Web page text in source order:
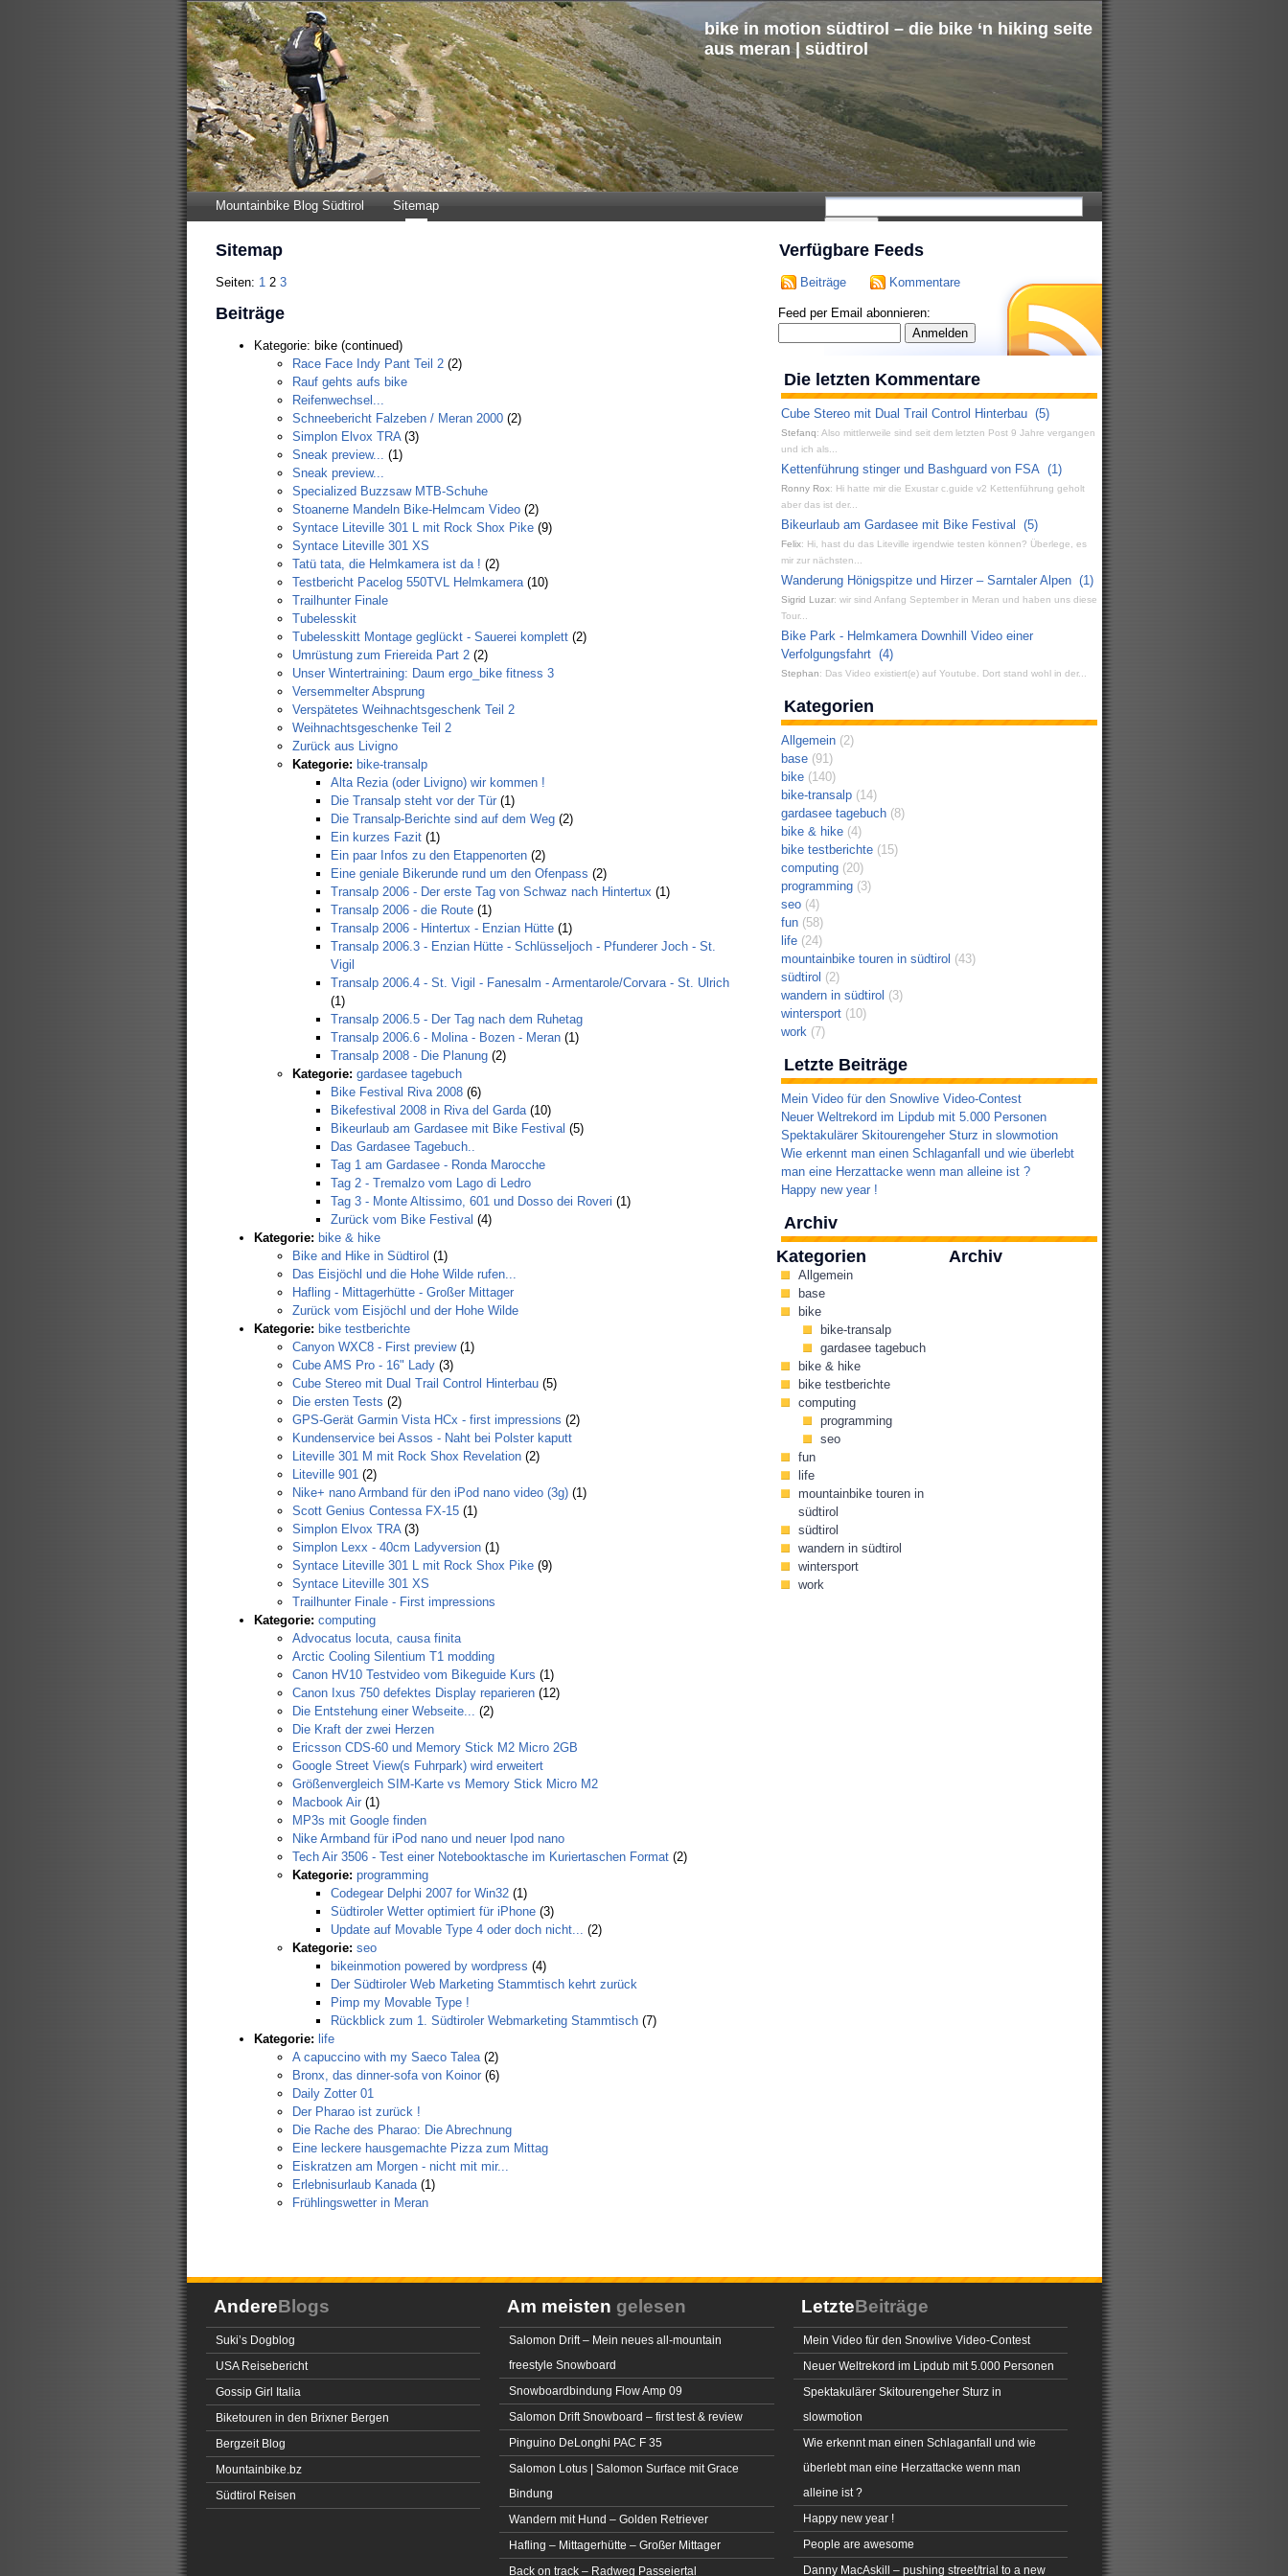
bike in motion südtirol – die bike ‘n hiking seite
aus meran | südtirol
Mountainbike Blog Südtirol Sitemap
Sitemap
Seiten: 12 3
Beiträge
Kategorie: bike (continued)
Race Face Indy Pant Teil 2(2)
Rauf gehts aufs bike
Reifenwechsel...
Schneebericht Falzeben / Meran 2000(2)
Simplon Elvox TRA(3)
Sneak preview... (1)
Sneak preview...
Specialized Buzzsaw MTB-Schuhe
Stoanerne Mandeln Bike-Helmcam Video(2)
Syntace Liteville 301 L mit Rock Shox Pike(9)
Syntace Liteville 301 XS
Tatü tata, die Helmkamera ist da ! (2)
Testbericht Pacelog 550TVL Helmkamera(10)
Trailhunter Finale
Tubelesskit
Tubelesskitt Montage geglückt - Sauerei komplett(2)
Umrüstung zum Friereida Part 2(2)
Unser Wintertraining: Daum ergo_bike fitness 3
Versemmelter Absprung
Verspätetes Weihnachtsgeschenk Teil 2
Weihnachtsgeschenke Teil 2
Zurück aus Livigno
Kategorie: bike-transalp
Alta Rezia (oder Livigno) wir kommen !
Die Transalp steht vor der Tür(1)
Die Transalp-Berichte sind auf dem Weg(2)
Ein kurzes Fazit(1)
Ein paar Infos zu den Etappenorten(2)
Eine geniale Bikerunde rund um den Ofenpass (2)
Transalp 2006 - Der erste Tag von Schwaz nach Hintertux (1)
Transalp 2006 - die Route(1)
Transalp 2006 - Hintertux - Enzian Hütte(1)
Transalp 2006.3 - Enzian Hütte - Schlüsseljoch - Pfunderer Joch - St.
Vigil
Transalp 2006.4 - St. Vigil - Fanesalm - Armentarole/Corvara - St. Ulrich
(1)
Transalp 2006.5 - Der Tag nach dem Ruhetag
Transalp 2006.6 - Molina - Bozen - Meran(1)
Transalp 2008 - Die Planung(2)
Kategorie: gardasee tagebuch
Bike Festival Riva 2008(6)
Bikefestival 2008 in Riva del Garda(10)
Bikeurlaub am Gardasee mit Bike Festival (5)
Das Gardasee Tagebuch..
Tag 1 am Gardasee - Ronda Marocche
Tag 2 - Tremalzo vom Lago di Ledro
Tag 3 - Monte Altissimo, 601 und Dosso dei Roveri (1)
Zurück vom Bike Festival (4)
Kategorie: bike & hike
Bike and Hike in Südtirol (1)
Das Eisjöchl und die Hohe Wilde rufen...
Hafling - Mittagerhütte - Großer Mittager
Zurück vom Eisjöchl und der Hohe Wilde
Kategorie: bike testberichte
Canyon WXC8 - First preview(1)
Cube AMS Pro - 16" Lady(3)
Cube Stereo mit Dual Trail Control Hinterbau(5)
Die ersten Tests (2)
GPS-Gerät Garmin Vista HCx - first impressions (2)
Kundenservice bei Assos - Naht bei Polster kaputt
Liteville 301 M mit Rock Shox Revelation(2)
Liteville 901(2)
Nike+ nano Armband für den iPod nano video (3g)(1)
Scott Genius Contessa FX-15(1)
Simplon Elvox TRA(3)
Simplon Lexx - 40cm Ladyversion(1)
Syntace Liteville 301 L mit Rock Shox Pike(9)
Syntace Liteville 301 XS
Trailhunter Finale - First impressions
Kategorie: computing
Advocatus locuta, causa finita
Arctic Cooling Silentium T1 modding
Canon HV10 Testvideo vom Bikeguide Kurs (1)
Canon Ixus 750 defektes Display reparieren(12)
Die Entstehung einer Webseite... (2)
Die Kraft der zwei Herzen
Ericsson CDS-60 und Memory Stick M2 Micro 2GB
Google Street View(s Fuhrpark) wird erweitert
Größenvergleich SIM-Karte vs Memory Stick Micro M2
Macbook Air(1)
MP3s mit Google finden
Nike Armband für iPod nano und neuer Ipod nano
Tech Air 3506 - Test einer Notebooktasche im Kuriertaschen Format(2)
Kategorie: programming
Codegear Delphi 2007 for Win32(1)
Südtiroler Wetter optimiert für iPhone(3)
Update auf Movable Type 4 oder doch nicht... (2)
Kategorie: seo
bikeinmotion powered by wordpress (4)
Der Südtiroler Web Marketing Stammtisch kehrt zurück
Pimp my Movable Type !
Rückblick zum 1. Südtiroler Webmarketing Stammtisch(7)
Kategorie: life
A capuccino with my Saeco Talea(2)
Bronx, das dinner-sofa von Koinor(6)
Daily Zotter 01
Der Pharao ist zurück !
Die Rache des Pharao: Die Abrechnung
Eine leckere hausgemachte Pizza zum Mittag
Eiskratzen am Morgen - nicht mit mir...
Erlebnisurlaub Kanada(1)
Frühlingswetter in Meran
Verfügbare Feeds
Beiträge Kommentare
Feed per Email abonnieren:
Die letzten Kommentare
Cube Stereo mit Dual Trail Control Hinterbau (5)
Stefanq: Also mittlerweile sind seit dem letzten Post 9 Jahre vergangen
und ich als...
Kettenführung stinger und Bashguard von FSA (1)
Ronny Rox: Hi hatte mir die Exustar c.guide v2 Kettenführung geholt
aber das ist der...
Bikeurlaub am Gardasee mit Bike Festival
(5)
Felix: Hi, hast du das Liteville irgendwie testen können? Überlege, es
mir zur nächsten...
Wanderung Hönigspitze und Hirzer – Sarntaler Alpen (1)
Sigrid Luzar: wir sind Anfang September in Meran und haben uns diese
Tour...
Bike Park - Helmkamera Downhill Video einer
Verfolgungsfahrt (4)
Stephan: Das Video existiert(e) auf Youtube. Dort stand wohl in der...
Kategorien
Allgemein(2)
base(91)
bike(140)
bike-transalp(14)
gardasee tagebuch(8)
bike & hike(4)
bike testberichte(15)
computing(20)
programming(3)
seo(4)
fun(58)
life(24)
mountainbike touren in südtirol (43)
südtirol (2)
wandern in südtirol (3)
wintersport(10)
work(7)
Letzte Beiträge
Mein Video für den Snowlive Video-Contest
Neuer Weltrekord im Lipdub mit 5.000 Personen
Spektakulärer Skitourengeher Sturz in slowmotion
Wie erkennt man einen Schlaganfall und wie überlebt
man eine Herzattacke wenn man alleine ist ?
Happy new year !
Archiv
Kategorien
Allgemein
base
bike
bike-transalp
gardasee tagebuch
bike & hike
bike testberichte
computing
programming
seo
fun
life
mountainbike touren in
südtirol
südtirol
wandern in südtirol
wintersport
work
Archiv
AndereBlogs
Suki’s Dogblog
USA Reisebericht
Gossip Girl Italia
Biketouren in den Brixner Bergen
Bergzeit Blog
Mountainbike.bz
Südtirol Reisen
Am meisten gelesen
Salomon Drift – Mein neues all-mountain
freestyle Snowboard
Snowboardbindung Flow Amp 09
Salomon Drift Snowboard – first test & review
Pinguino DeLonghi PAC F 35
Salomon Lotus | Salomon Surface mit Grace
Bindung
Wandern mit Hund – Golden Retriever
Hafling – Mittagerhütte – Großer Mittager
Back on track – Radweg Passeiertal
LetzteBeiträge
Mein Video für den Snowlive Video-Contest
Neuer Weltrekord im Lipdub mit 5.000 Personen
Spektakulärer Skitourengeher Sturz in
slowmotion
Wie erkennt man einen Schlaganfall und wie
überlebt man eine Herzattacke wenn man
alleine ist ?
Happy new year !
People are awesome
Danny MacAskill – pushing street/trial to a new